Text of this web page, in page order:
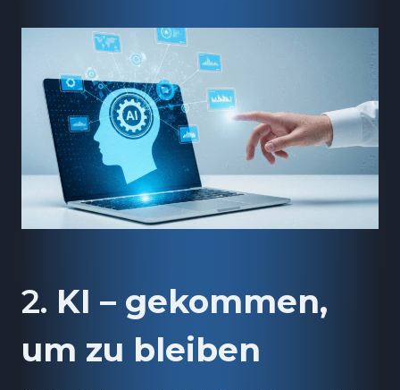
2. KI – gekommen,
um zu bleiben